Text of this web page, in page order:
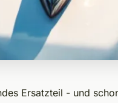
Ersatzteil - und